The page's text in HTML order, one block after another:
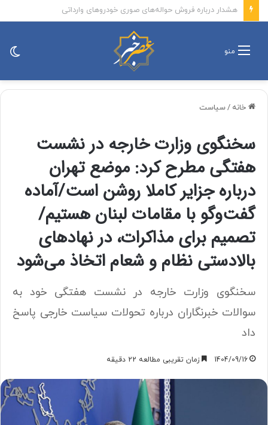
منو
خانه /سیاست
سخنگوی وزارت خارجه در نشست
هفتگی مطرح کرد: موضع تهران
درباره جزایر کاملا روشن است/آماده
گفت‌وگو با مقامات لبنان هستیم/
تصمیم برای مذاکرات، در نهادهای
بالادستی نظام و شعام اتخاذ می‌شود
سخنگوی وزارت خارجه در نشست هفتگی خود به
سوالات خبرنگاران درباره تحولات سیاست خارجی پاسخ
داد
1404/09/16 زمان تقریبی مطالعه 22 دقیقه